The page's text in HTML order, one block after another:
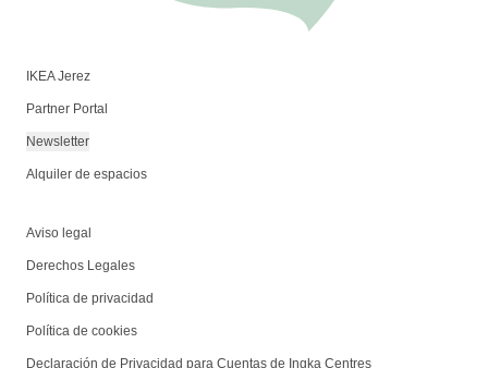
IKEA Jerez
Partner Portal
Newsletter
Alquiler de espacios
Aviso legal
Derechos Legales
Política de privacidad
Política de cookies
Declaración de Privacidad para Cuentas de Ingka Centres